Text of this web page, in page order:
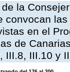
la
convocan
en el
de
III.8, III.10 y